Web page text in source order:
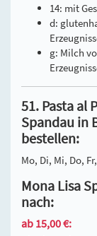
14: mit
d:
g: Milch
51. Pasta al
Spandau in
bestellen:
Mo, Di, Mi, Do,
Mona Lisa
nach:
ab 15,00 €: